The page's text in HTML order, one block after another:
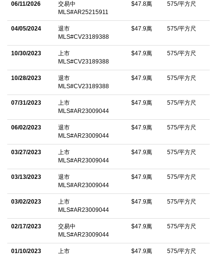
06/11/2026
交易中
MLS#AR25215911
$47.8萬 575/平方尺
04/05/2024
退市
MLS#CV23189388
$47.9萬 575/平方尺
10/30/2023
上市
MLS#CV23189388
$47.9萬 575/平方尺
10/28/2023
退市
MLS#CV23189388
$47.9萬 575/平方尺
07/31/2023
上市
MLS#AR23009044
$47.9萬 575/平方尺
06/02/2023
退市
MLS#AR23009044
$47.9萬 575/平方尺
03/27/2023
上市
MLS#AR23009044
$47.9萬 575/平方尺
03/13/2023
退市
MLS#AR23009044
$47.9萬 575/平方尺
03/02/2023
上市
MLS#AR23009044
$47.9萬 575/平方尺
02/17/2023
交易中
MLS#AR23009044
$47.9萬 575/平方尺
01/10/2023
上市
$47.9萬 575/平方尺